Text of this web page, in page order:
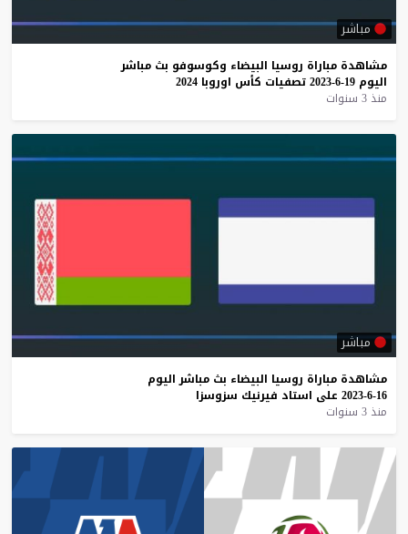
مباشر
مشاهدة مباراة روسيا البيضاء وكوسوفو بث مباشر
اليوم 19-6-2023 تصفيات كأس اوروبا 2024
منذ 3 سنوات
مباشر
مشاهدة مباراة روسيا البيضاء بث مباشر اليوم
16-6-2023
على استاد فيرنيك سزوسزا
منذ 3 سنوات